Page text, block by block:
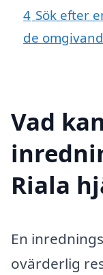
4 Sök efter
de
Vad
Riala
En
ovärderlig